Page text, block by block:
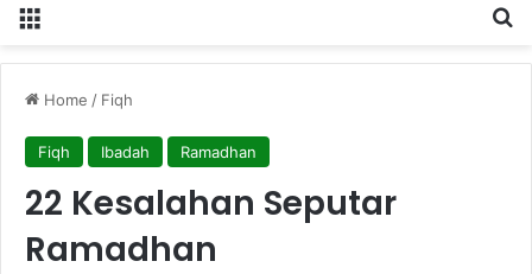
Home / Fiqh
Fiqh Ibadah Ramadhan
22 Kesalahan Seputar
Ramadhan